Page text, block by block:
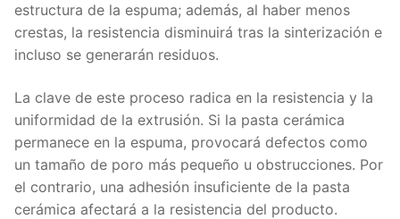
estructura de la espuma; además, al haber menos
crestas, la resistencia disminuirá tras la sinterización e
incluso se generarán residuos.
La clave de este proceso radica en la resistencia y la
uniformidad de la extrusión. Si la pasta cerámica
permanece en la espuma, provocará defectos como
un tamaño de poro más pequeño u obstrucciones. Por
el contrario, una adhesión insuficiente de la pasta
cerámica afectará a la resistencia del producto.